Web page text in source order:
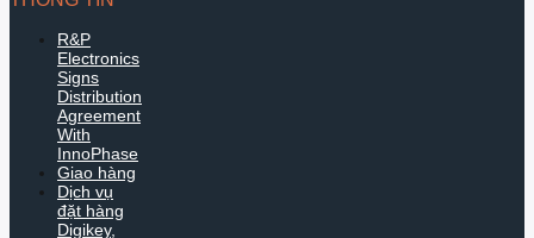
R&P
Electronics
Signs
Distribution
Agreement
With
InnoPhase
Giao hàng
Dịch vụ
đặt hàng
Digikey,